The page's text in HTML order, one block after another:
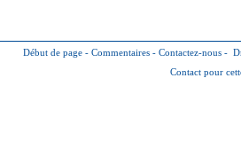
Début de page - Commentaires - Contactez-nous -
Contact pour